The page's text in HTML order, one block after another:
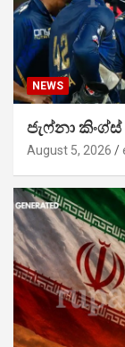
NEWS
ජැෆ්නා
August 5, 2026